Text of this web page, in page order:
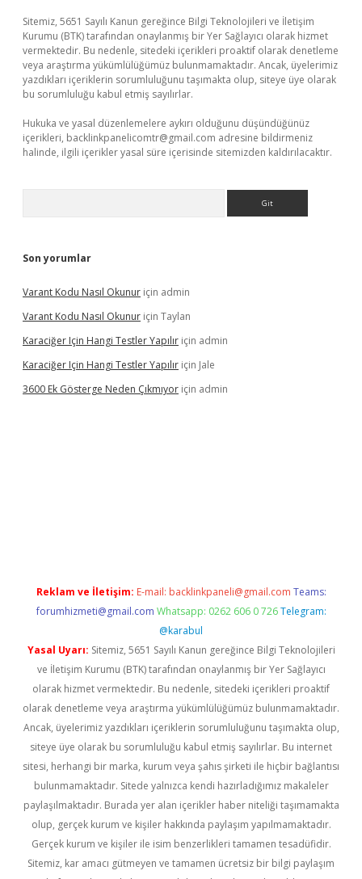
Sitemiz, 5651 Sayılı Kanun gereğince Bilgi Teknolojileri ve İletişim
Kurumu (BTK) tarafından onaylanmış bir Yer Sağlayıcı olarak hizmet
vermektedir. Bu nedenle, sitedeki içerikleri proaktif olarak denetleme
veya araştırma yükümlülüğümüz bulunmamaktadır. Ancak, üyelerimiz
yazdıkları içeriklerin sorumluluğunu taşımakta olup, siteye üye olarak
bu sorumluluğu kabul etmiş sayılırlar.
Hukuka ve yasal düzenlemelere aykırı olduğunu düşündüğünüz
içerikleri, backlinkpanelicomtr@gmail.com adresine bildirmeniz
halinde, ilgili içerikler yasal süre içerisinde sitemizden kaldırılacaktır.
Son yorumlar
Varant Kodu Nasıl Okunur için admin
Varant Kodu Nasıl Okunur için Taylan
Karaciğer Için Hangi Testler Yapılır için admin
Karaciğer Için Hangi Testler Yapılır için Jale
3600 Ek Gösterge Neden Çıkmıyor için admin
Reklam ve İletişim: E-mail: backlinkpaneli@gmail.com Teams:
forumhizmeti@gmail.com Whatsapp: 0262 606 0 726 Telegram:
@karabul
Yasal Uyarı: Sitemiz, 5651 Sayılı Kanun gereğince Bilgi Teknolojileri
ve İletişim Kurumu (BTK) tarafından onaylanmış bir Yer Sağlayıcı
olarak hizmet vermektedir. Bu nedenle, sitedeki içerikleri proaktif
olarak denetleme veya araştırma yükümlülüğümüz bulunmamaktadır.
Ancak, üyelerimiz yazdıkları içeriklerin sorumluluğunu taşımakta olup,
siteye üye olarak bu sorumluluğu kabul etmiş sayılırlar. Bu internet
sitesi, herhangi bir marka, kurum veya şahıs şirketi ile hiçbir bağlantısı
bulunmamaktadır. Sitede yalnızca kendi hazırladığımız makaleler
paylaşılmaktadır. Burada yer alan içerikler haber niteliği taşımamakta
olup, gerçek kurum ve kişiler hakkında paylaşım yapılmamaktadır.
Gerçek kurum ve kişiler ile isim benzerlikleri tamamen tesadüfidir.
Sitemiz, kar amacı gütmeyen ve tamamen ücretsiz bir bilgi paylaşım